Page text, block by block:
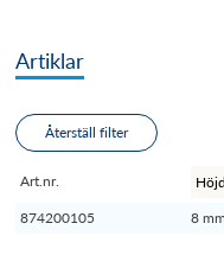
Artiklar
Återställ filter
Art.nr.
874200105
8 mm